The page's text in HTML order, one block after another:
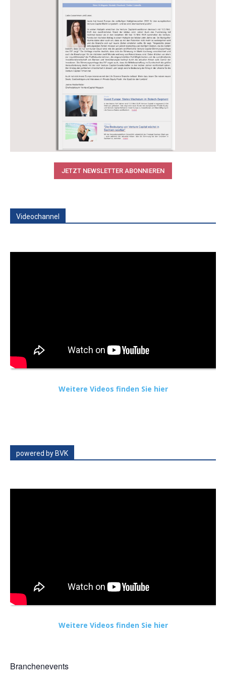
JETZT NEWSLETTER ABONNIEREN
Videochannel
Weitere Videos finden Sie hier
powered by BVK
Weitere Videos finden Sie hier
Branchenevents